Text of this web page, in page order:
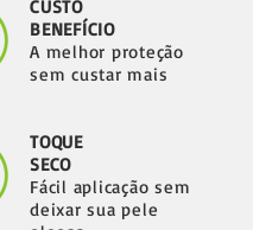
CUSTO
BENEFÍCIO
A melhor proteção
sem custar mais
TOQUE
SECO
Fácil aplicação sem
deixar sua pele